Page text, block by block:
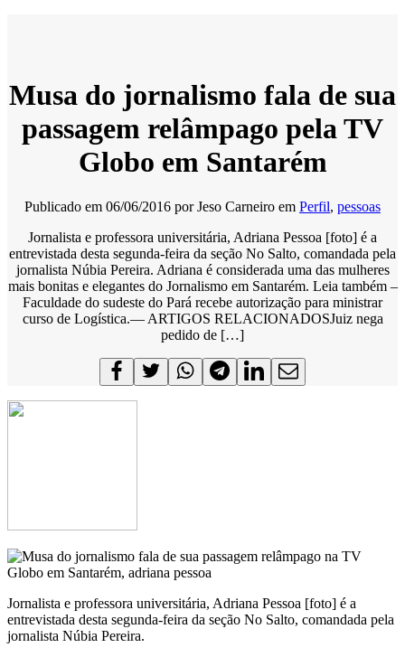
Musa do jornalismo fala de sua
passagem relâmpago pela TV
Globo em Santarém
Publicado em 06/06/2016 porJeso Carneiro em Perfil, pessoas
Jornalista e professora universitária, Adriana Pessoa [foto] é a
entrevistada desta segunda-feira da seção No Salto, comandada pela
jornalista Núbia Pereira. Adriana é considerada uma das mulheres
mais bonitas e elegantes do Jornalismo em Santarém. Leia também –
Faculdade do sudeste do Pará recebe autorização para ministrar
curso de Logística.— ARTIGOS RELACIONADOSJuiz nega
pedido de […]
Jornalista e professora universitária, Adriana Pessoa [foto] é a
entrevistada desta segunda-feira da seção No Salto, comandada pela
jornalista Núbia Pereira.